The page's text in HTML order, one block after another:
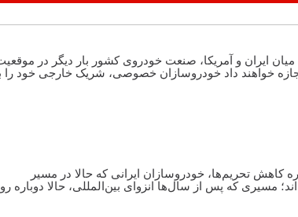
ایران و آمریکا، صنعت خودروی کشور بار دیگر در
خواهند داد خودروسازان خصوصی، شریک خارجی خود را
کاهش تحریم‌ها، خودروسازان ایرانی که حالا در مسیر
مسیری که پس از سال‌ها انزوای بین‌المللی، حالا دوباره